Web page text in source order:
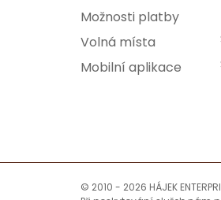
Možnosti platby
Volná místa
Mobilní aplikace
© 2010 - 2026 HÁJEK